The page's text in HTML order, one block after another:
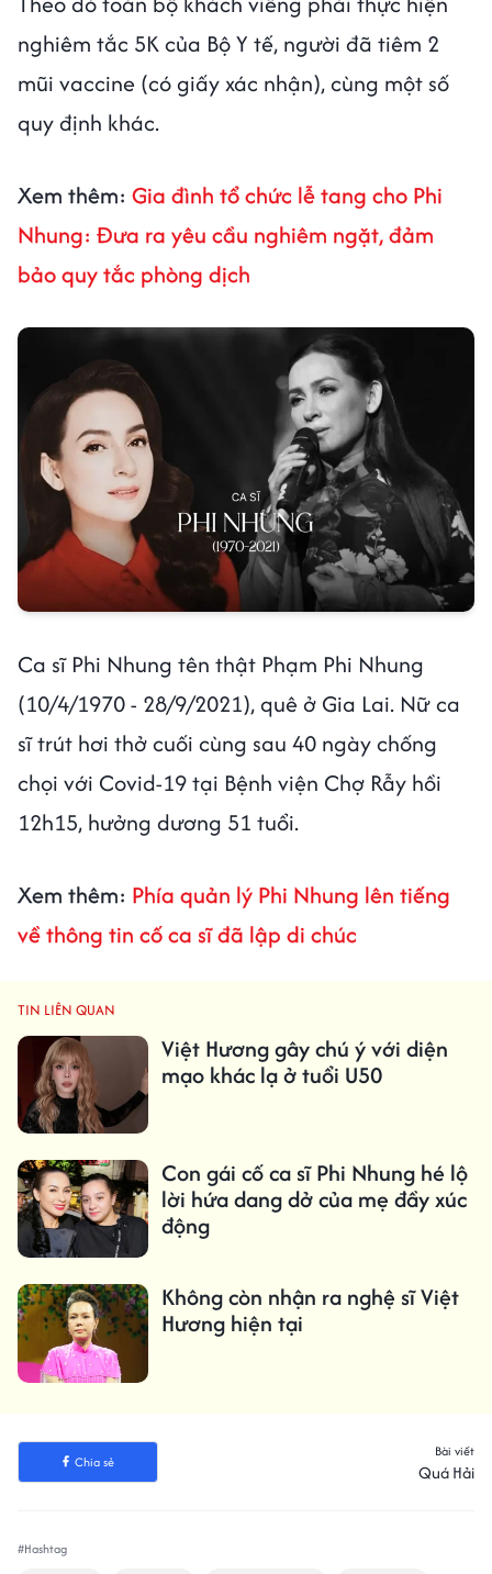
nghiêm tắc 5K của Bộ Y tế, người đã tiêm 2
mũi vaccine (có giấy xác nhận), cùng một số
quy định khác.
Xem thêm: Gia đình tổ chức lễ tang cho Phi
Nhung: Đưa ra yêu cầu nghiêm ngặt, đảm
bảo quy tắc phòng dịch
Ca sĩ Phi Nhung tên thật Phạm Phi Nhung
(10/4/1970 - 28/9/2021), quê ở Gia Lai. Nữ ca
sĩ trút hơi thở cuối cùng sau 40 ngày chống
chọi với Covid-19 tại Bệnh viện Chợ Rẫy hồi
12h15, hưởng dương 51 tuổi.
Xem thêm: Phía quản lý Phi Nhung lên tiếng
về thông tin cố ca sĩ đã lập di chúc
TIN LIÊN QUAN
Việt Hương gây chú ý với diện
mạo khác lạ ở tuổi U50
Con gái cố ca sĩ Phi Nhung hé lộ
lời hứa dang dở của mẹ đầy xúc
động
Không còn nhận ra nghệ sĩ Việt
Hương hiện tại
Chia sẻ
Bài viết
Quá Hải
#Hashtag